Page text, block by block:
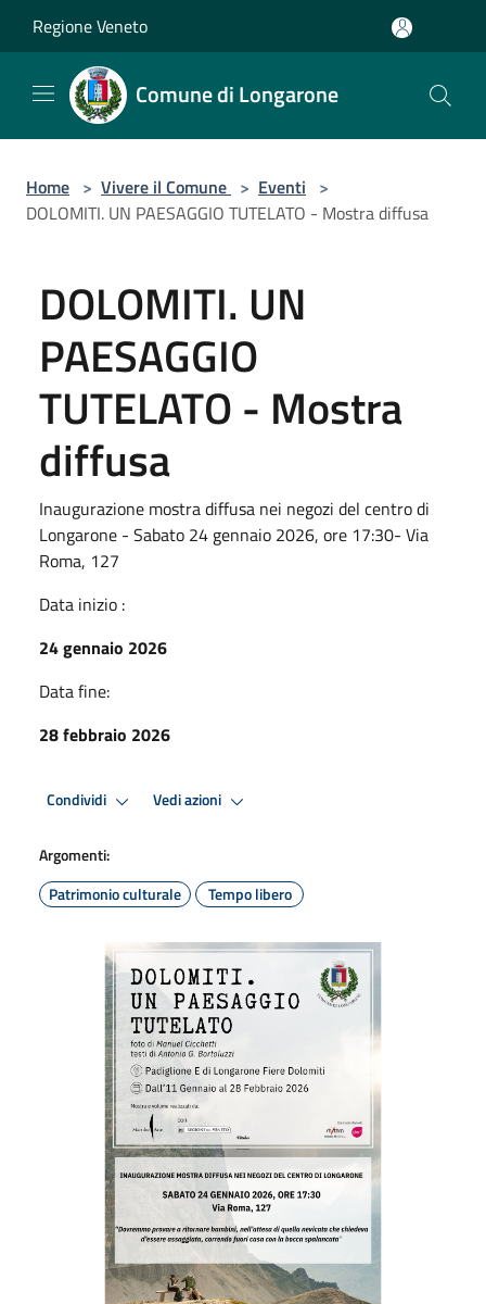
Regione Veneto
Comune di Longarone
Home > Vivere il Comune > Eventi >
DOLOMITI. UN PAESAGGIO TUTELATO - Mostra diffusa
DOLOMITI. UN
PAESAGGIO
TUTELATO - Mostra
diffusa
Inaugurazione mostra diffusa nei negozi del centro di
Longarone - Sabato 24 gennaio 2026, ore 17:30- Via
Roma, 127
Data inizio :
24 gennaio 2026
Data fine:
28 febbraio 2026
Condividi Vedi azioni
Argomenti:
Patrimonio culturale
Tempo libero